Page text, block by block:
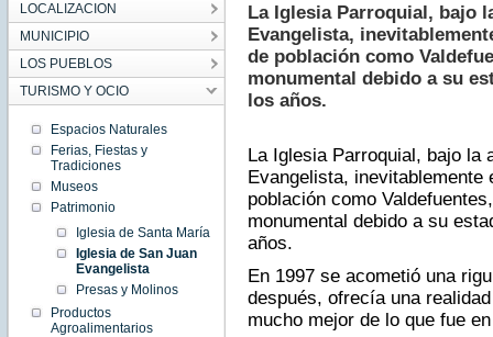
LOCALIZACION
MUNICIPIO
LOS PUEBLOS
TURISMO Y OCIO
Espacios Naturales
Ferias, Fiestas y
Tradiciones
Museos
Patrimonio
Iglesia de Santa María
Iglesia de San Juan
Evangelista
Presas y Molinos
Productos
Agroalimentarios
La Iglesia Parroquial, bajo
Evangelista,
de población como
monumental debido a su
los años.
La Iglesia Parroquial, bajo la
Evangelista,
población como
monumental debido a su
años.
En 1997 se acometió una
después, ofrecía una
mucho mejor de lo que fue